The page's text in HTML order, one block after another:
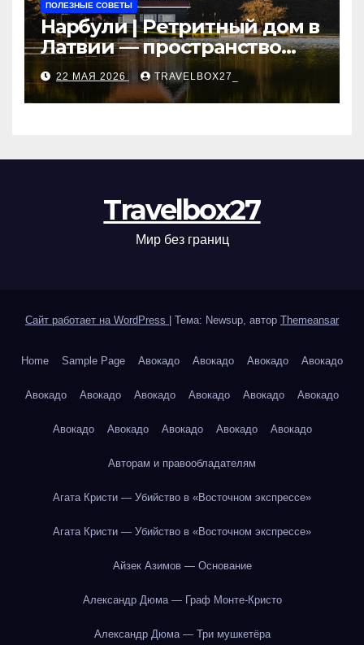
ПОЛЕЗНЫЕ СОВЕТЫ
Нарбули | Ретритный дом в
Латвии — пространство
для саморазвития и
восстановления
22 МАЯ 2026 TRAVELBOX27_
Travelbox27
Мир без границ
Сайт работает на WordPress Тема: Newsup, автор Themeansar
Home Sample Page Авокадо Авокадо Авокадо Авокадо
Авокадо Авокадо Авокадо Авокадо Авокадо Авокадо
Авокадо Авокадо Авокадо Авокадо Авокадо
Авторам и правообладателям
Агата Кристи — Убийство в «Восточном экспрессе»
Агата Кристи — Убийство в «Восточном экспрессе»
Айзек Азимов — Основание
Александр Дюма — Граф Монте-Кристо
Александр Дюма — Три мушкетёра